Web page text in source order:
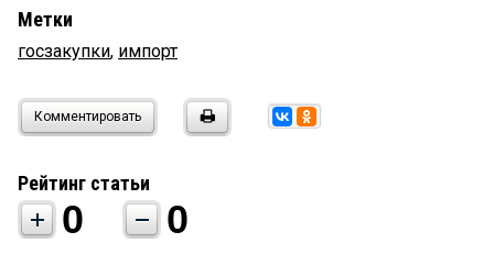
Метки
госзакупки, импорт
Комментировать
Рейтинг статьи
0 0